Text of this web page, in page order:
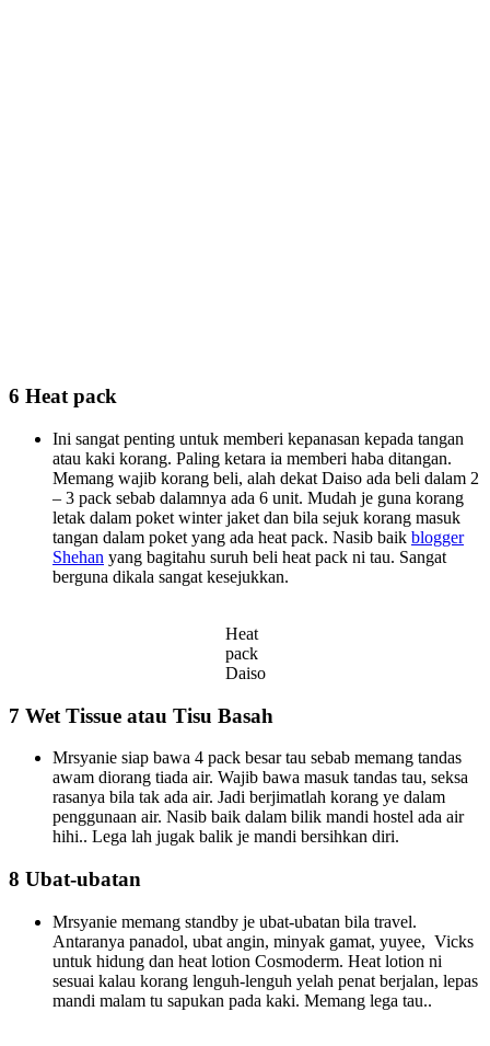
6 Heat pack
Ini sangat penting untuk memberi kepanasan kepada tangan
atau kaki korang. Paling ketara ia memberi haba ditangan.
Memang wajib korang beli, alah dekat Daiso ada beli dalam 2
– 3 pack sebab dalamnya ada 6 unit. Mudah je guna korang
letak dalam poket winter jaket dan bila sejuk korang masuk
tangan dalam poket yang ada heat pack. Nasib baik blogger
Shehan yang bagitahu suruh beli heat pack ni tau. Sangat
berguna dikala sangat kesejukkan.
Heat
pack
Daiso
7 Wet Tissue atau Tisu Basah
Mrsyanie siap bawa 4 pack besar tau sebab memang tandas
awam diorang tiada air. Wajib bawa masuk tandas tau, seksa
rasanya bila tak ada air. Jadi berjimatlah korang ye dalam
penggunaan air. Nasib baik dalam bilik mandi hostel ada air
hihi.. Lega lah jugak balik je mandi bersihkan diri.
8 Ubat-ubatan
Mrsyanie memang standby je ubat-ubatan bila travel.
Antaranya panadol, ubat angin, minyak gamat, yuyee, Vicks
untuk hidung dan heat lotion Cosmoderm. Heat lotion ni
sesuai kalau korang lenguh-lenguh yelah penat berjalan, lepas
mandi malam tu sapukan pada kaki. Memang lega tau..